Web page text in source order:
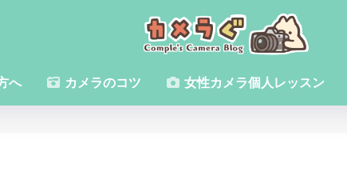
へ カメラのコツ 女性カメラ個人レッスン